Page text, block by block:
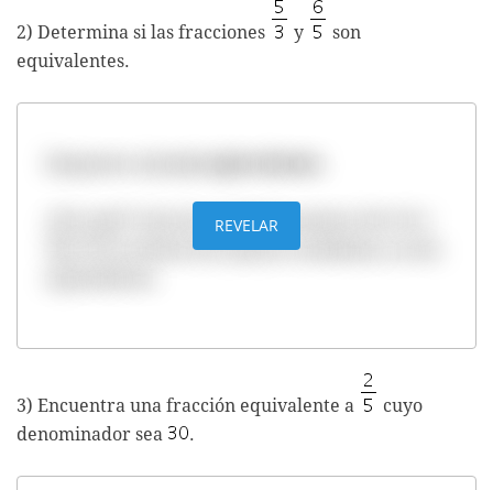
2) Determina si las fracciones y
son
equivalentes.
¿Por qué? Como las multiplicaciones 5x5=25 y
3x6=18 no tienen los mismos resultados, no son
REVELAR
3) Encuentra una fracción equivalente a
cuyo
denominador sea
.